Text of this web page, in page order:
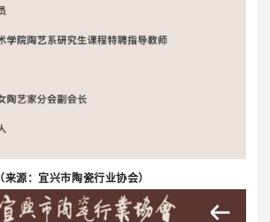
（来源：宜兴市陶瓷行业协会）